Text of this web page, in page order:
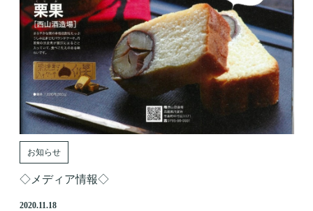
お知らせ
◇メディア情報◇
2020.11.18